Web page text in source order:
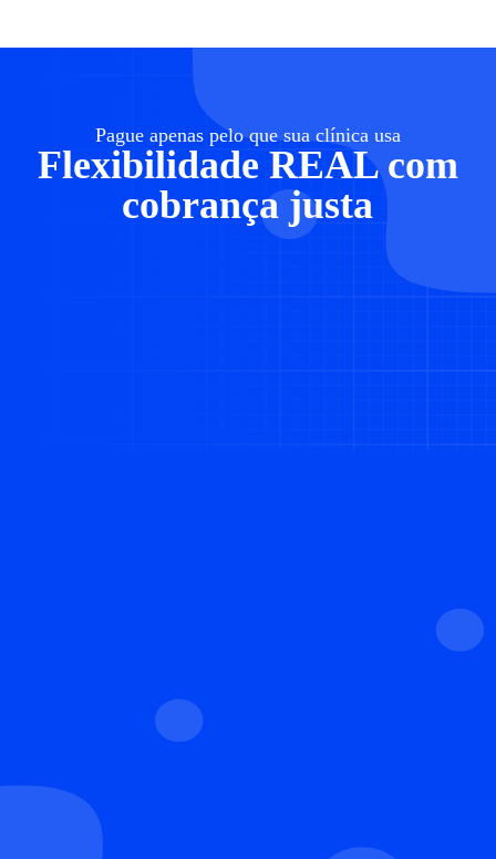
Pague apenas pelo que sua clínica usa
Flexibilidade REAL com
cobrança justa